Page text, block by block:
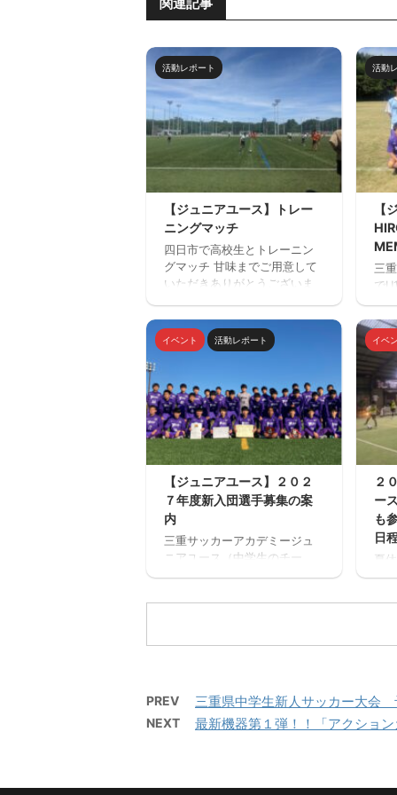
関連記事
活動レポート
【ジュニアユース】トレー
ニングマッチ
四日市で高校生とトレーニン
グマッチ 甘味までご用意して
いただきありがとうございま
重サッカーアカデミー対四日
市南高校
活動
【
三
で
ル
た
し
ド
滋
豊
ア
ソ
イベント 活動レポート
【ジュニアユース】２０２
７年度新入団選手募集の案
内
三重サッカーアカデミージュ
ニアユース（中学生のチー
ム）の２０２７年度の新入団
会を通して進路の選択肢の一
みはページ下にある申込フォ
ームからお願いいたします。
三重サッカーアカデミージュ
イベ
２
ー
も
日
夏
場
ル
１
か
ン
確
PREV 三重県中学生新人サッカー大会
NEXT 最新機器第１弾！！「アクション